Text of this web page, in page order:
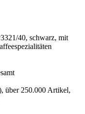
40, schwarz, mit
über 250.000 Artikel,